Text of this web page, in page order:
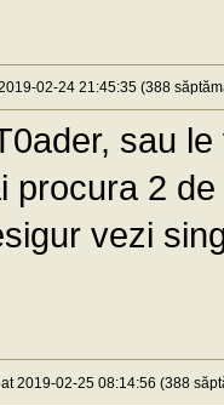
02-24 21:45:35 (388
sau
procura 2
vezi
2019-02-25 08:14:56 (388